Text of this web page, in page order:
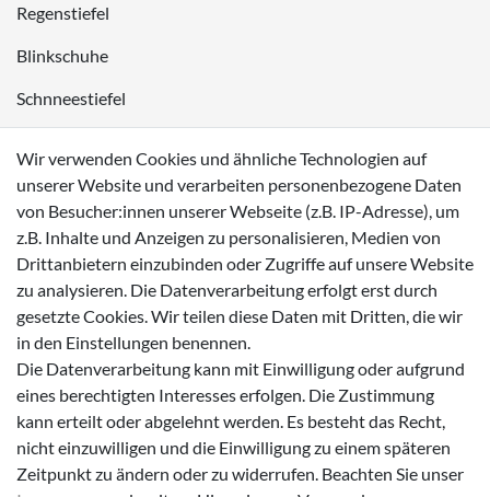
Regenstiefel
Blinkschuhe
Schnneestiefel
Sneaker
Zahlungsmöglichkeiten
Versanddienstleister
Wir verwenden Cookies und ähnliche Technologien auf
unserer Website und verarbeiten personenbezogene Daten
von Besucher:innen unserer Webseite (z.B. IP-Adresse), um
z.B. Inhalte und Anzeigen zu personalisieren, Medien von
Drittanbietern einzubinden oder Zugriffe auf unsere Website
zu analysieren. Die Datenverarbeitung erfolgt erst durch
gesetzte Cookies. Wir teilen diese Daten mit Dritten, die wir
in den Einstellungen benennen.
Die Datenverarbeitung kann mit Einwilligung oder aufgrund
eines berechtigten Interesses erfolgen. Die Zustimmung
kann erteilt oder abgelehnt werden. Es besteht das Recht,
nicht einzuwilligen und die Einwilligung zu einem späteren
Zeitpunkt zu ändern oder zu widerrufen. Beachten Sie unser